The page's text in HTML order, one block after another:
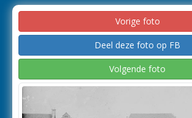
Vorige foto
Deel deze foto op FB
Volgende foto